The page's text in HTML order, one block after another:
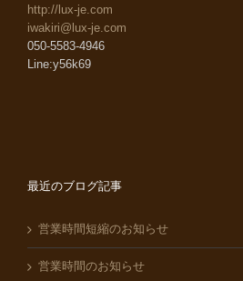
http://lux-je.com
iwakiri@lux-je.com
050-5583-4946
Line:y56k69
最近のブログ記事
営業時間短縮のお知らせ
営業時間のお知らせ